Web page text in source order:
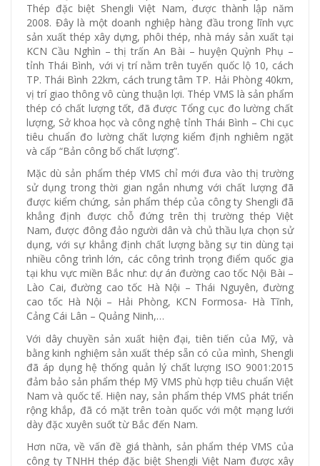
Thép đặc biệt Shengli Việt Nam, được thành lập năm
2008. Đây là một doanh nghiệp hàng đầu trong lĩnh vực
sản xuất thép xây dựng, phôi thép, nhà máy sản xuất tại
KCN Cầu Nghìn – thị trấn An Bài – huyện Quỳnh Phụ –
tỉnh Thái Bình, với vị trí nằm trên tuyến quốc lộ 10, cách
TP. Thái Bình 22km, cách trung tâm TP. Hải Phòng 40km,
vị trí giao thông vô cùng thuận lợi. Thép VMS là sản phẩm
thép có chất lượng tốt, đã được Tổng cục đo lường chất
lượng, Sở khoa học và công nghệ tỉnh Thái Bình – Chi cục
tiêu chuẩn đo lường chất lượng kiểm định nghiêm ngặt
và cấp “Bản công bố chất lượng”.
Mặc dù sản phẩm thép VMS chỉ mới đưa vào thị trường
sử dụng trong thời gian ngắn nhưng với chất lượng đã
được kiểm chứng, sản phẩm thép của công ty Shengli đã
khẳng định được chỗ đứng trên thị trường thép Việt
Nam, được đông đảo người dân và chủ thầu lựa chọn sử
dụng, với sự khẳng định chất lượng bằng sự tin dùng tại
nhiều công trình lớn, các công trình trọng điểm quốc gia
tại khu vực miền Bắc như: dự án đường cao tốc Nội Bài –
Lào Cai, đường cao tốc Hà Nội – Thái Nguyên, đường
cao tốc Hà Nội – Hải Phòng, KCN Formosa- Hà Tĩnh,
Cảng Cái Lân – Quảng Ninh,…
Với dây chuyền sản xuất hiện đại, tiên tiến của Mỹ, và
bằng kinh nghiệm sản xuất thép sẵn có của mình, Shengli
đã áp dụng hệ thống quản lý chất lượng ISO 9001:2015
đảm bảo sản phẩm thép Mỹ VMS phù hợp tiêu chuẩn Việt
Nam và quốc tế. Hiện nay, sản phẩm thép VMS phát triển
rộng khắp, đã có mặt trên toàn quốc với một mạng lưới
dày đặc xuyên suốt từ Bắc đến Nam.
Hơn nữa, về vấn đề giá thành, sản phẩm thép VMS của
công ty TNHH thép đặc biệt Shengli Việt Nam được xây